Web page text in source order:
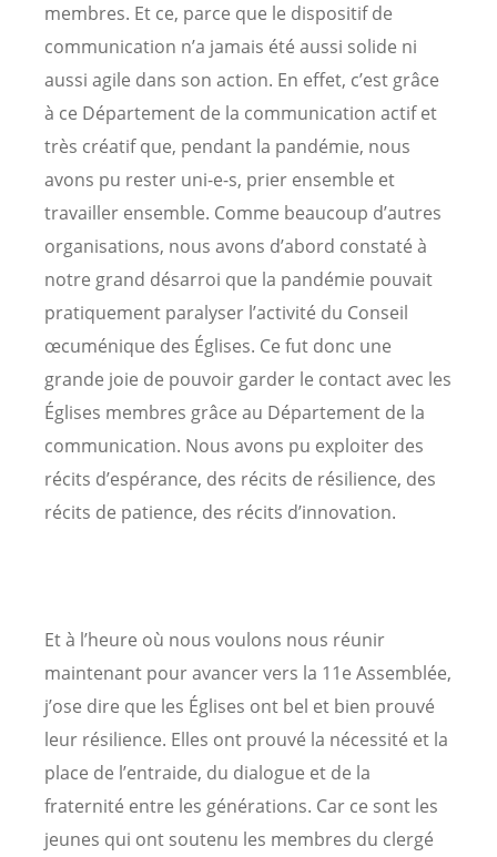
membres. Et ce, parce que le dispositif de
communication n’a jamais été aussi solide ni
aussi agile dans son action. En effet, c’est grâce
à ce Département de la communication actif et
très créatif que, pendant la pandémie, nous
avons pu rester uni-e-s, prier ensemble et
travailler ensemble. Comme beaucoup d’autres
organisations, nous avons d’abord constaté à
notre grand désarroi que la pandémie pouvait
pratiquement paralyser l’activité du Conseil
œcuménique des Églises. Ce fut donc une
grande joie de pouvoir garder le contact avec les
Églises membres grâce au Département de la
communication. Nous avons pu exploiter des
récits d’espérance, des récits de résilience, des
récits de patience, des récits d’innovation.
Et à l’heure où nous voulons nous réunir
maintenant pour avancer vers la 11e Assemblée,
j’ose dire que les Églises ont bel et bien prouvé
leur résilience. Elles ont prouvé la nécessité et la
place de l’entraide, du dialogue et de la
fraternité entre les générations. Car ce sont les
jeunes qui ont soutenu les membres du clergé